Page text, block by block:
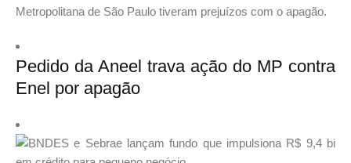
Metropolitana de São Paulo tiveram prejuízos com o apagão.
Pedido da Aneel trava ação do MP contra
Enel por apagão